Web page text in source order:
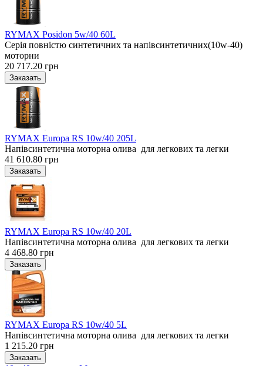
RYMAX Posidon 5w/40 60L
Серія повністю синтетичних та напівсинтетичних(10w-40)
моторни
20 717.20 грн
RYMAX Europa RS 10w/40 205L
Напівсинтетична моторна олива для легкових та легки
41 610.80 грн
RYMAX Europa RS 10w/40 20L
Напівсинтетична моторна олива для легкових та легки
4 468.80 грн
RYMAX Europa RS 10w/40 5L
Напівсинтетична моторна олива для легкових та легки
1 215.20 грн